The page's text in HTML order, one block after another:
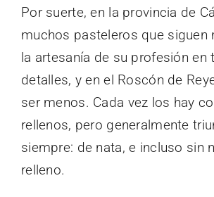
Por suerte, en la provincia de
muchos pasteleros que siguen
la artesanía de su profesión en
detalles, y en el Roscón de
ser menos. Cada vez los hay
rellenos, pero generalmente
siempre: de nata, e incluso sin
relleno.